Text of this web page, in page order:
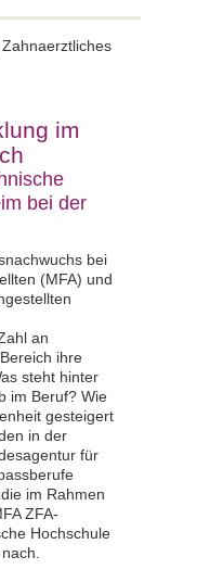
im
bei der
bei
(MFA) und
an
ihre
steht hinter
im Beruf? Wie
gesteigert
in der
für
im Rahmen
ZFA-
Hochschule